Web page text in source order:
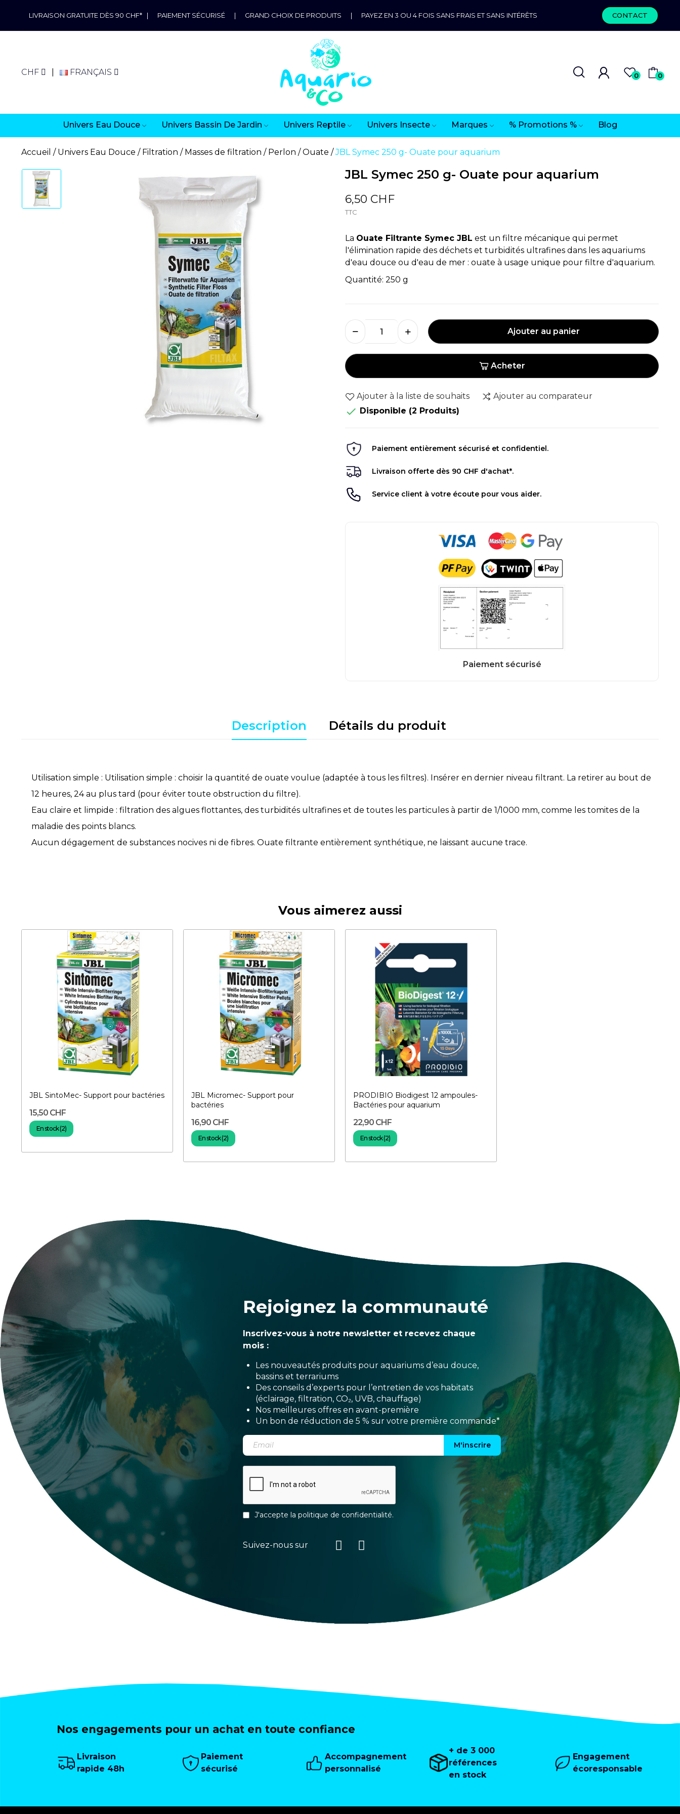
LIVRAISON GRATUITE DÈS 90 CHF* | PAIEMENT SÉCURISÉ | GRAND CHOIX DE PRODUITS | PAYEZ EN 3 OU 4 FOIS SANS FRAIS ET SANS INTÉRÊTS CONTACT
CHF FRANÇAIS 0 0
Univers Eau Douce Univers Bassin De Jardin Univers Reptile Univers Insecte Marques % Promotions % Blog
Accueil Univers Eau Douce Filtration Masses de filtration Perlon / Ouate JBL Symec 250 g- Ouate pour aquarium
JBL Symec 250 g- Ouate pour aquarium
6,50 CHF
TTC
La Ouate Filtrante Symec JBL est un filtre mécanique qui permet
l'élimination rapide des déchets et turbidités ultrafines dans les aquariums
d'eau douce ou d'eau de mer : ouate à usage unique pour filtre d'aquarium.
Quantité: 250 g
Ajouter au panier
Acheter
Ajouter à la liste de souhaits Ajouter au comparateur
 Disponible (2 Produits)
Paiement entièrement sécurisé et confidentiel.
Livraison offerte dès 90 CHF d'achat*.
Service client à votre écoute pour vous aider.
Description Détails du produit
Utilisation simple : Utilisation simple : choisir la quantité de ouate voulue (adaptée à tous les filtres). Insérer en dernier niveau filtrant. La retirer au bout de
12 heures, 24 au plus tard (pour éviter toute obstruction du filtre).
Eau claire et limpide : filtration des algues flottantes, des turbidités ultrafines et de toutes les particules à partir de 1/1000 mm, comme les tomites de la
maladie des points blancs.
Aucun dégagement de substances nocives ni de fibres. Ouate filtrante entièrement synthétique, ne laissant aucune trace.
Vous aimerez aussi
JBL SintoMec- Support pour bactéries
15,50 CHF
En stock (2)
JBL Micromec- Support pour
bactéries
16,90 CHF
En stock (2)
PRODIBIO Biodigest 12 ampoules-
Bactéries pour aquarium
22,90 CHF
En stock (2)
Rejoignez la communauté
Inscrivez-vous à notre newsletter et recevez chaque
mois :
Les nouveautés produits pour aquariums d’eau douce,
bassins et terrariums
Des conseils d’experts pour l’entretien de vos habitats
(éclairage, filtration, CO₂, UVB, chauffage)
Nos meilleures offres en avant-première
Un bon de réduction de 5 % sur votre première commande*
M'inscrire
J'accepte la politique de confidentialité.
Suivez-nous sur
Nos engagements pour un achat en toute confiance
Livraison
rapide 48h
Paiement
sécurisé
Accompagnement
personnalisé
+ de 3 000
références
en stock
Engagement
écoresponsable